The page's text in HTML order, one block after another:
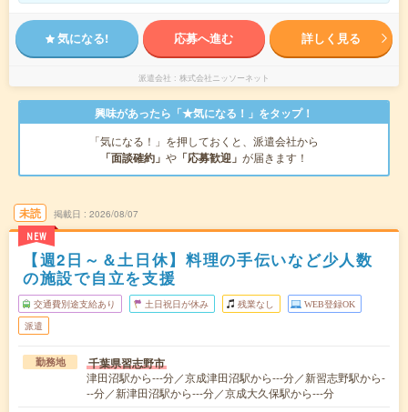
気になる! 応募へ進む 詳しく見る
派遣会社 株式会社ニッソーネット
興味があったら「★気になる！」をタップ！
「気になる！」を押しておくと、派遣会社から
「面談確約」 や 「応募歓迎」 が届きます！
未読
NEW
掲載日 2026/08/07
【週2日～＆土日休】料理の手伝いなど少人数
の施設で自立を支援
交通費別途支給あり 土日祝日が休み 残業なし WEB登録OK
派遣
勤務地 千葉県習志野市
津田沼駅から---分／京成津田沼駅から---分／新習志野駅から-
--分／新津田沼駅から---分／京成大久保駅から---分